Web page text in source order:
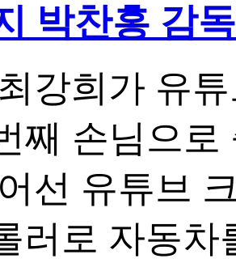
박찬홍 감
강희가 유
째 손님으
선 유튜브
러로 자동